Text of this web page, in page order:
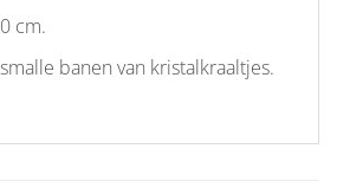
cm.
banen van kristalkraaltjes.